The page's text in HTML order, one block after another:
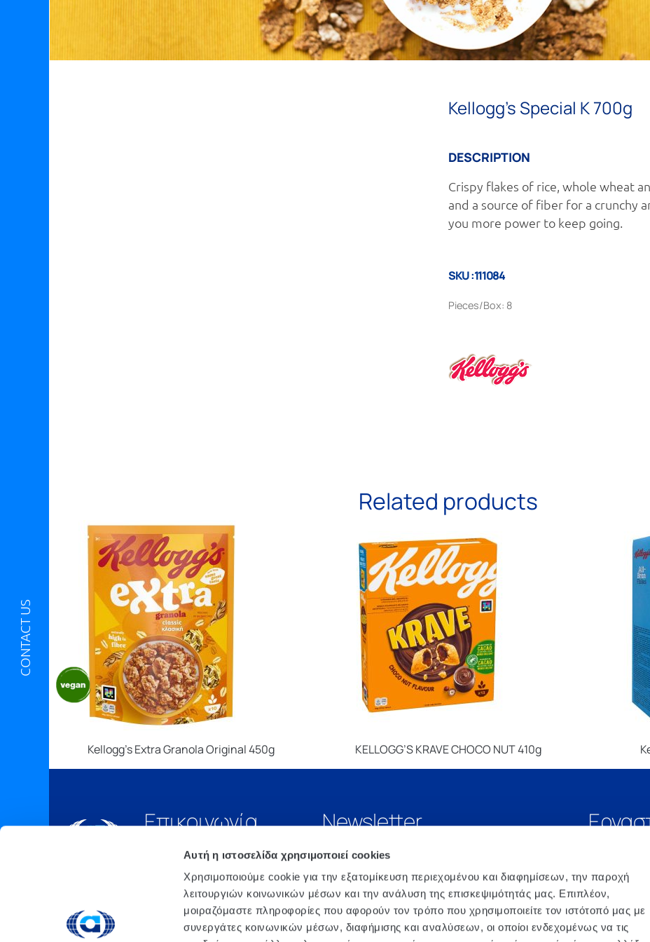
Αυτή η ιστοσελίδα χρησιμοποιεί cookies
Χρησιμοποιούμε cookie για την εξατομίκευση περιεχομένου και διαφημίσεων, την παροχή
λειτουργιών κοινωνικών μέσων και την ανάλυση της επισκεψιμότητάς μας. Επιπλέον,
μοιραζόμαστε πληροφορίες που αφορούν τον τρόπο που χρησιμοποιείτε τον ιστότοπό μας με
συνεργάτες κοινωνικών μέσων, διαφήμισης και αναλύσεων, οι οποίοι ενδεχομένως να τις
CONTACT US
Kellogg’s Special K 700g
DESCRIPTION
Crispy flakes of rice, whole wheat
and a source of fiber for a crunchy
you more power to keep going.
SKU :111084
Pieces/Box: 8
Related products
Kellogg’s Extra Granola Original 450g KELLOGG’S KRAVE CHOCO NUT 410g
Επικοινωνία
210 6675000
Αθήνα, 3o xλμ. Λ.
ΜΑΡΚΟΠΟΥΛΟΥ, Τ.Θ. 200, TK
190 02 ΠΑΙΑΝΙΑ ΑΤΤΙΚΗΣ
email: info@atlanta.gr
Newsletter